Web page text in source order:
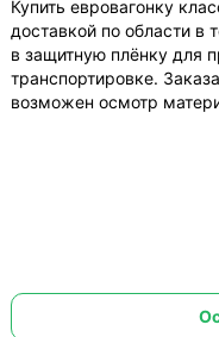
Купить евровагонку
доставкой по области в
в защитную плёнку для
транспортировке.
возможен осмотр